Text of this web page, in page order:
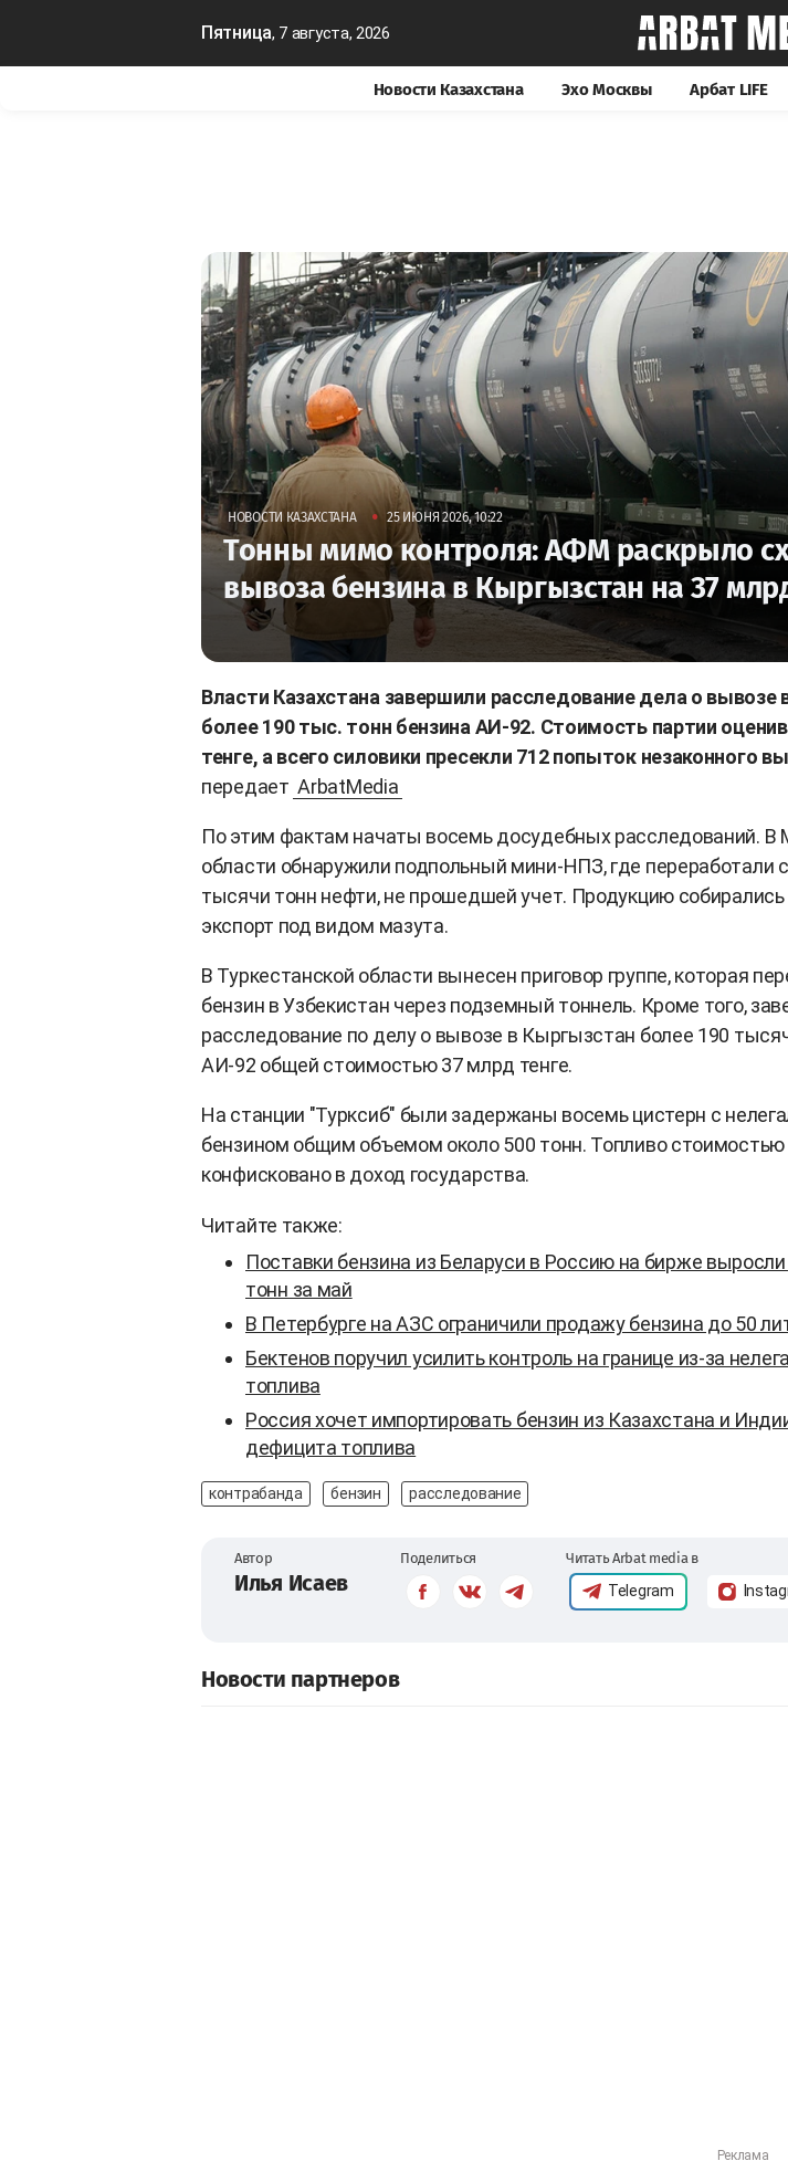
Пятница, 7 августа, 2026
Новости Казахстана Эхо Москвы Арбат LIFE
НОВОСТИ КАЗАХСТАНА • 25 ИЮНЯ 2026, 10:22
Тонны мимо контроля: АФМ раскрыло
вывоза бензина в Кыргызстан на 37
Власти Казахстана завершили расследование дела о вывозе
более 190 тыс. тонн бензина АИ-92. Стоимость партии
тенге, а всего силовики пресекли 712 попыток незаконного
передает ArbatMedia
По этим фактам начаты восемь досудебных расследований. В
области обнаружили подпольный мини-НПЗ, где переработали
тысячи тонн нефти, не прошедшей учет. Продукцию собирались
экспорт под видом мазута.
В Туркестанской области вынесен приговор группе, которая
бензин в Узбекистан через подземный тоннель. Кроме того,
расследование по делу о вывозе в Кыргызстан более 190
АИ-92 общей стоимостью 37 млрд тенге.
На станции "Турксиб" были задержаны восемь цистерн с
бензином общим объемом около 500 тонн. Топливо стоимостью
конфисковано в доход государства.
Читайте также:
Поставки бензина из Беларуси в Россию на бирже
тонн за май
В Петербурге на АЗС ограничили продажу бензина до 50
Бектенов поручил усилить контроль на границе из-за
топлива
Россия хочет импортировать бензин из Казахстана и
дефицита топлива
контрабанда бензин расследование
Автор
Илья Исаев
Поделиться Читать Arbat media в
Telegram
Новости партнеров